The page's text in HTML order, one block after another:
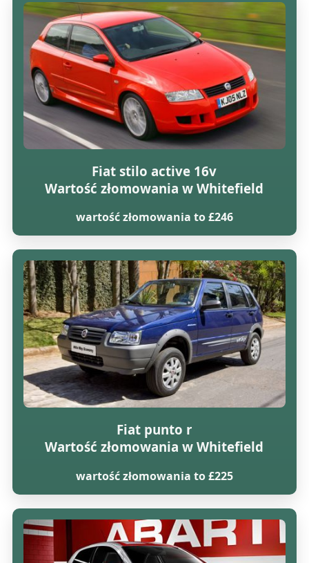
Fiat stilo active 16v
Wartość złomowania w Whitefield
wartość złomowania to £246
Fiat punto r
Wartość złomowania w Whitefield
wartość złomowania to £225